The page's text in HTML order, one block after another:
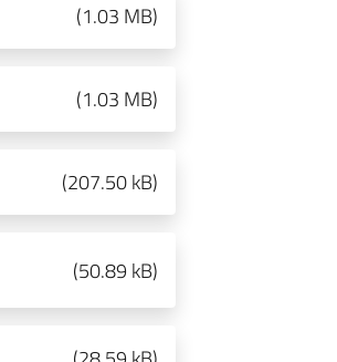
(1.03 MB)
(1.03 MB)
(207.50 kB)
(50.89 kB)